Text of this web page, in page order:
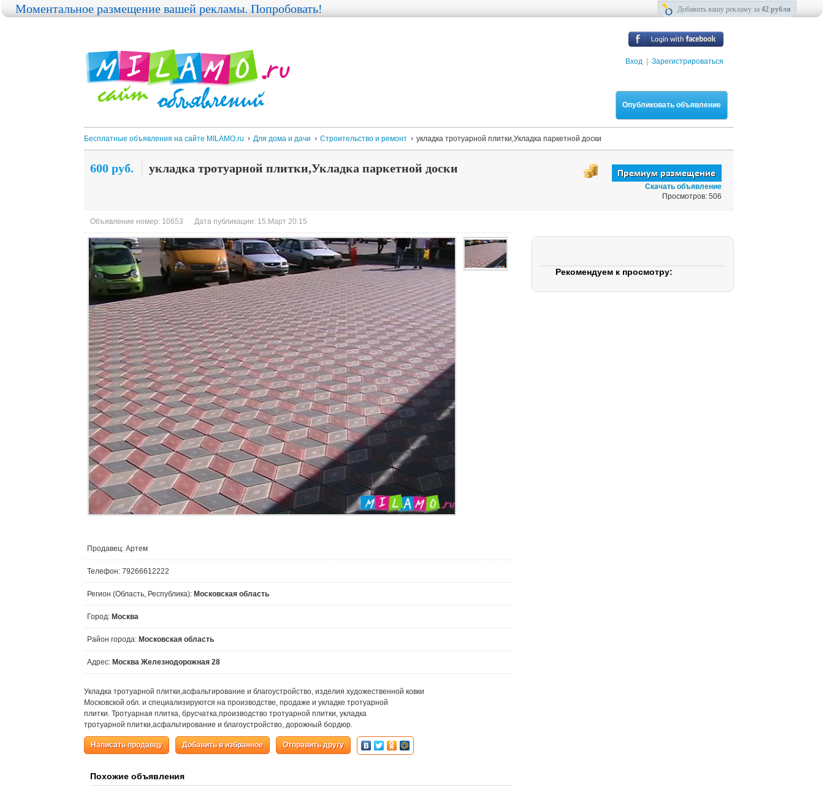
Вход Зарегистрироваться
Опубликовать объявление
Бесплатные объявления на сайте MILAMO.ru Для дома и дачи Строительство и ремонт укладка тротуарной плитки,Укладка паркетной доски
600 руб. укладка тротуарной плитки,Укладка паркетной доски
Скачать объявление
Просмотров: 506
Объявление номер: 10653 Дата публикации: 15.Март 20:15
Продавец: Артем
Телефон: 79266612222
Регион (Область, Республика): Московская область
Город: Москва
Район города: Московская область
Адрес: Москва Железнодорожная 28
Укладка тротуарной плитки,асфальтирование и благоустройство, изделия художественной ковки
Московской обл. и специализируются на производстве, продаже и укладке тротуарной
плитки. Тротуарная плитка, брусчатка,производство тротуарной плитки, укладка
тротуарной плитки,асфальтирование и благоустройство, дорожный бордюр.
Написать продавцу Добавить в избранное Отправить другу
Похожие объявления
Моментальное размещение вашей рекламы. Попробовать! Добавить вашу рекламу за 42 рубля
Рекомендуем к просмотру: